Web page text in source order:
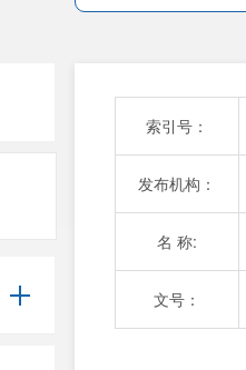
索引号：
发布机构：
名 称:
文号：